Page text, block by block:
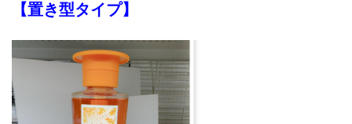
【置き型タイプ】